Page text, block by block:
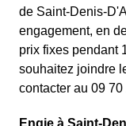
de Saint-Denis-
engagement, en
prix fixes pendant
souhaitez joindre
contacter au 09 70
Engie à Saint-